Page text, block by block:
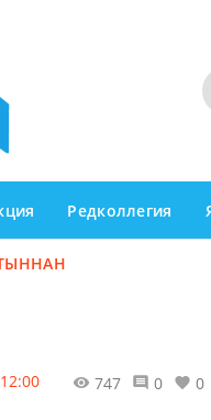
Редколлегия
747 0 0